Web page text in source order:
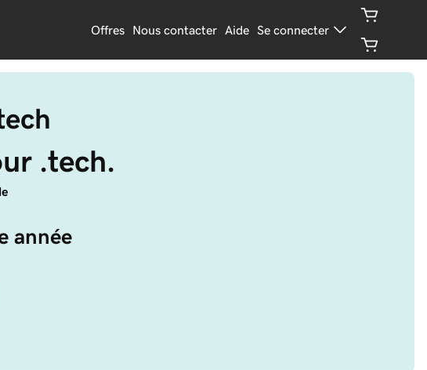
Offres Nous contacter Aide Se connecter
.tech.
année